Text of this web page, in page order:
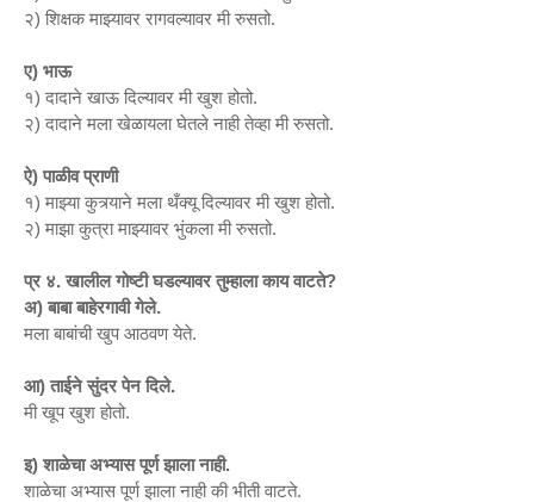
२) शिक्षक माझ्यावर रागवल्यावर मी रुसतो.
ए) भाऊ
१) दादाने खाऊ दिल्यावर मी खुश होतो.
२) दादाने मला खेळायला घेतले नाही तेव्हा मी रुसतो.
ऐ) पाळीव प्राणी
१) माझ्या कुत्र्याने मला थँक्यू दिल्यावर मी खुश होतो.
२) माझा कुत्रा माझ्यावर भुंकला मी रुसतो.
प्र ४. खालील गोष्टी घडल्यावर तुम्हाला काय वाटते?
अ) बाबा बाहेरगावी गेले.
मला बाबांची खुप आठवण येते.
आ) ताईने सुंदर पेन दिले.
मी खूप खुश होतो.
इ) शाळेचा अभ्यास पूर्ण झाला नाही.
शाळेचा अभ्यास पूर्ण झाला नाही की भीती वाटते.